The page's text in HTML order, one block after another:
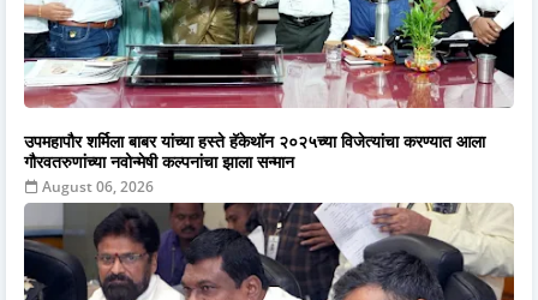
उपमहापौर शर्मिला बाबर यांच्या हस्ते हॅकेथॉन २०२५च्या विजेत्यांचा करण्यात आला
गौरवतरुणांच्या नवोन्मेषी कल्पनांचा झाला सन्मान
August 06, 2026